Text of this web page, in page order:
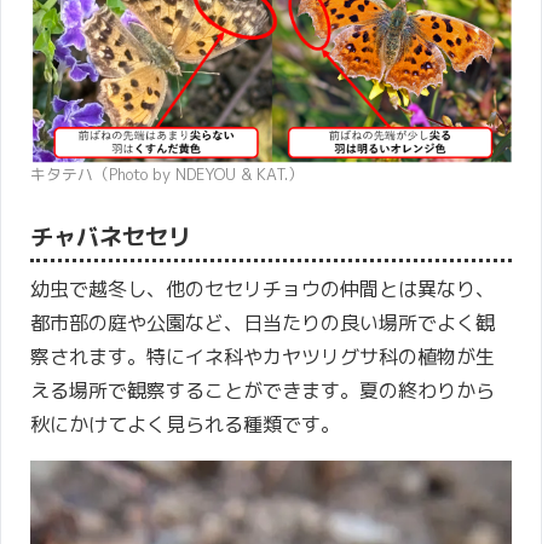
キタテハ（Photo by NDEYOU & KAT.）
チャバネセセリ
幼虫で越冬し、他のセセリチョウの仲間とは異なり、
都市部の庭や公園など、日当たりの良い場所でよく観
察されます。特にイネ科やカヤツリグサ科の植物が生
える場所で観察することができます。夏の終わりから
秋にかけてよく見られる種類です。